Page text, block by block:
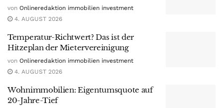
von Onlineredaktion immobilien investment
4. AUGUST 2026
Temperatur-Richtwert? Das ist der
Hitzeplan der Mietervereinigung
von Onlineredaktion immobilien investment
4. AUGUST 2026
Wohnimmobilien: Eigentumsquote auf
20-Jahre-Tief